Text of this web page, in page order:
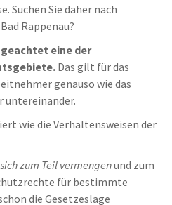
Suchen Sie daher nach
Rappenau?
eine der
Das gilt für das
genauso wie das
untereinander.
wie die Verhaltensweisen der
zum Teil vermengenund zum
für bestimmte
die Gesetzeslage